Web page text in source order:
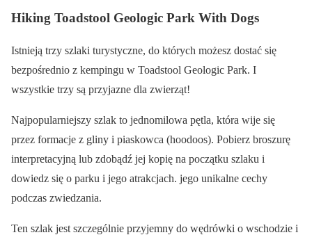
Hiking Toadstool Geologic Park With Dogs
Istnieją trzy szlaki turystyczne, do których możesz dostać się
bezpośrednio z kempingu w Toadstool Geologic Park. I
wszystkie trzy są przyjazne dla zwierząt!
Najpopularniejszy szlak to jednomilowa pętla, która wije się
przez formacje z gliny i piaskowca (hoodoos). Pobierz broszurę
interpretacyjną lub zdobądź jej kopię na początku szlaku i
dowiedz się o parku i jego atrakcjach. jego unikalne cechy
podczas zwiedzania.
Ten szlak jest szczególnie przyjemny do wędrówki o wschodzie i